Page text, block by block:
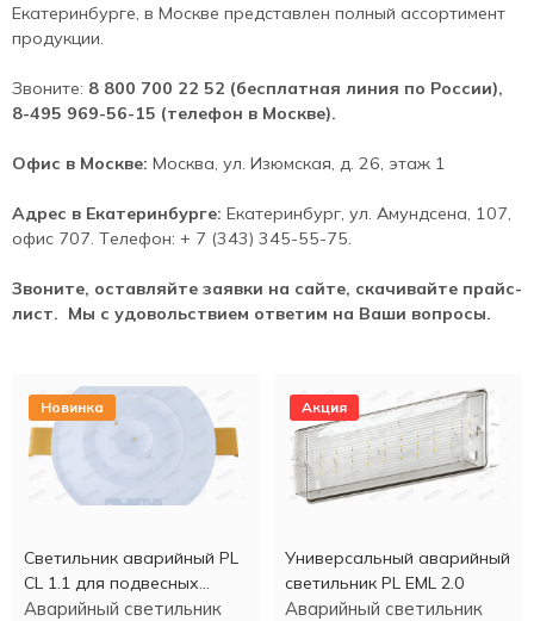
Екатеринбурге, в Москве представлен полный ассортимент
продукции.
Звоните: 8 800 700 22 52 (бесплатная линия по России),
8-495 969-56-15 (телефон в Москве).
Офис в Москве: Москва, ул. Изюмская, д. 26, этаж 1
Адрес в Екатеринбурге: Екатеринбург, ул. Амундсена, 107,
офис 707. Телефон: + 7 (343) 345-55-75.
Звоните, оставляйте заявки на сайте, скачивайте прайс-
лист. Мы с удовольствием ответим на Ваши вопросы.
Новинка
Светильник аварийный PL
CL 1.1 для подвесных
потолков
Аварийный светильник
Акция
Универсальный аварийный
светильник PL EML 2.0
Аварийный светильник